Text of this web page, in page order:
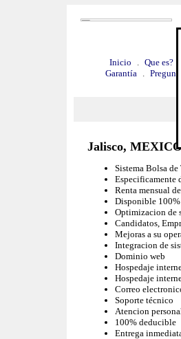
Inicio . Que es?
Garantía
.
Jalisco,
Sistema Bolsa de
Especificamente
Renta mensual
Disponible
Optimizacion de
Candidatos,
Mejoras a su
Integracion de
Dominio web
Hospedaje
Hospedaje
Correo
Soporte técnico
Atencion
100% deducible
Entrega